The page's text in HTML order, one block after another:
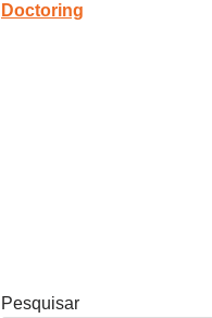
Doctoring
Pesquisar